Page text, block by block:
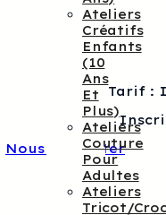
Ateliers
Créatifs
Enfants
(10
Ans
Et
Plus)
Ateliers
Couture
Pour
Adultes
Ateliers
Tricot/
Tarif :
Nous contacter